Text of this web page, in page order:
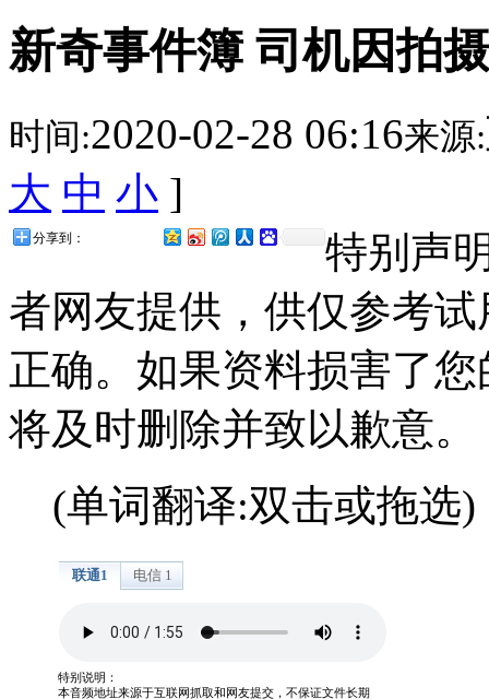
新奇事件簿 司机因拍
时间:2020-02-28 06:16来源:
大 中 小 ]
分享到：
特别声
者网友提供，供仅参考
正确。如果资料损害了
将及时删除并致以歉意。
(单词翻译:双击或拖选)